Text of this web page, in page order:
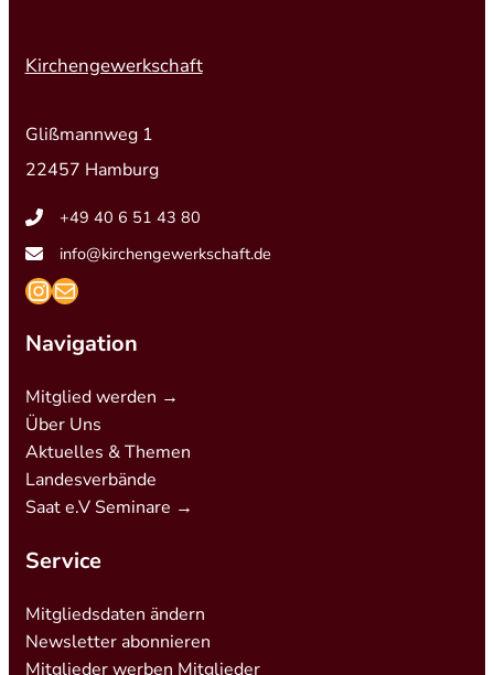
Kirchengewerkschaft
Glißmannweg 1
22457 Hamburg
+49 40 6 51 43 80
info@kirchengewerkschaft.de
https://www.instagram.com/
mailto:info@kirchengewerkschaft.de
Navigation
Mitglied werden →
Über Uns
Aktuelles & Themen
Landesverbände
Saat e.V Seminare →
Service
Mitgliedsdaten ändern
Newsletter abonnieren
Mitglieder werben Mitglieder